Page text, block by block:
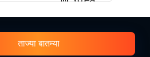
ताज्या बातम्या